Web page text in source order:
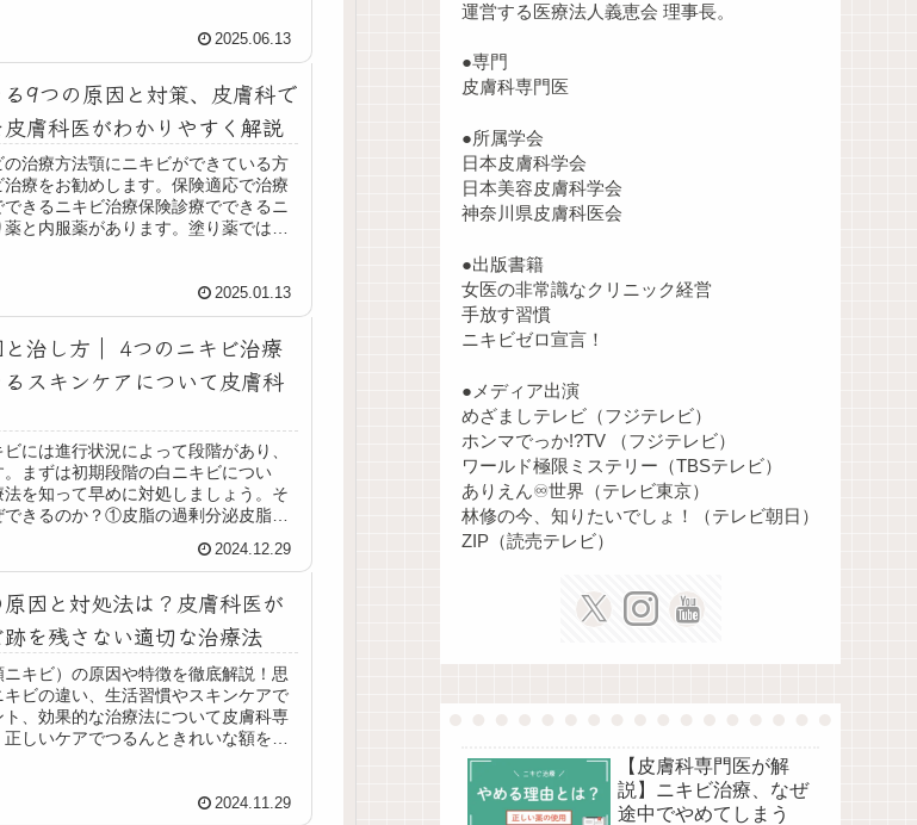
2025.06.13
9つの原因と対策、皮膚科で
膚科医がわかりやすく解説
治療方法顎にニキビができている方
療をお勧めします。保険適応で治療
きるニキビ治療保険診療でできるニ
と内服薬があります。塗り薬では、
2025.01.13
治し方｜ 4つのニキビ治療
スキンケアについて皮膚科
には進行状況によって段階があり、
まずは初期段階の白ニキビについ
を知って早めに対処しましょう。そ
できるのか？①皮脂の過剰分泌皮脂の
2024.12.29
因と対処法は？皮膚科医が
を残さない適切な治療法
キビ）の原因や特徴を徹底解説！思
ビの違い、生活習慣やスキンケアで
、効果的な治療法について皮膚科専
しいケアでつるんときれいな額を目
2024.11.29
運営する医療法人義恵会 理事長。
●専門
皮膚科専門医
●所属学会
日本皮膚科学会
日本美容皮膚科学会
神奈川県皮膚科医会
●出版書籍
女医の非常識なクリニック経営
手放す習慣
ニキビゼロ宣言！
●メディア出演
めざましテレビ（フジテレビ）
ホンマでっか!?TV （フジテレビ）
ワールド極限ミステリー（TBSテレビ）
ありえん♾️世界（テレビ東京）
林修の今、知りたいでしょ！（テレビ朝日）
ZIP（読売テレビ）
【皮膚科専門医が解
説】ニキビ治療、なぜ
途中でやめてしまう